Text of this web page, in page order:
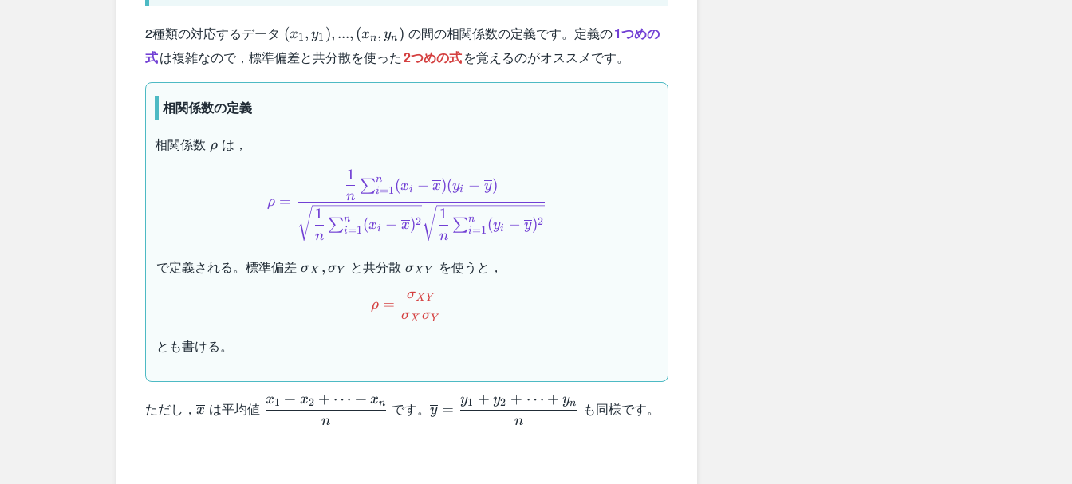
2種類の対応するデータ (x_1,y_1),...,
(x_n,y_n)
(x1, y1 ), ..., (xn, yn ) の間の相関係数の定義です。定義の1つめの
式は複雑なので，標準偏差と共分散を使った2つめの式を覚えるのがオススメです。
相関係数の定義
相関係数 \rho
ρ は，
ρ =
n
1
∑i=1
n (xi − x)2
n
1
∑i=1
n (yi − y)2
n
1
∑i=1
n (xi − x)(yi − y)
で定義される。標準偏差 \sigma_X,\sigma_Y
σX , σY と共分散\sigma_{XY}
σX Y を使うと，
\rho=\dfrac{\sigma_{XY}}{\sigma_X\sigma_Y}
ρ =
σX σY
σX Y
とも書ける。
ただし， \overline{x}
x は平均値 \dfrac{x_1+x_2+\cdots
+x_n}{n}
n
x1 + x2 + ⋯ + xn です。\overline{y}=\dfrac{y_1+y_2+\cdots+y_n}
{n}
y =
n
y1 + y2 + ⋯ + yn も同様です。